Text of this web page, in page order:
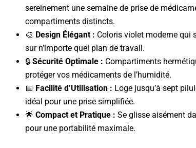
sereinement une semaine de prise de
compartiments distincts.
🎨 Design Élégant : Coloris violet moderne qui
sur n’importe quel plan de travail.
🔒 Sécurité Optimale : Compartiments
protéger vos médicaments de l’humidité.
📅 Facilité d’Utilisation : Loge jusqu’à sept
idéal pour une prise simplifiée.
🌟 Compact et Pratique : Se glisse aisément
pour une portabilité maximale.